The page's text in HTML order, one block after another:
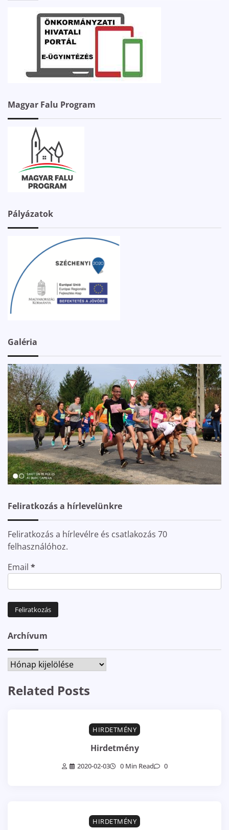
Magyar Falu Program
Pályázatok
Galéria
Feliratkozás a hírlevelünkre
Feliratkozás a hírlevélre és csatlakozás 70
felhasználóhoz.
Email *
Archívum
Archívum
Related Posts
HIRDETMÉNY
Hirdetmény
2020-02-03 0 Min Read 0
HIRDETMÉNY